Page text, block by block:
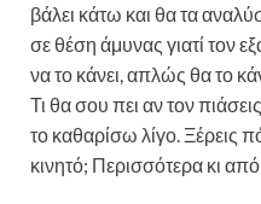
βάλει κάτω και θα τα
σε θέση άμυνας γιατί τον
να το κάνει, απλώς θα το
Τι θα σου πει αν τον
το καθαρίσω λίγο. Ξέρεις
κινητό; Περισσότερα κι